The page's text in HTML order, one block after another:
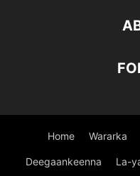
Home Wararka
Deegaankeenna La-